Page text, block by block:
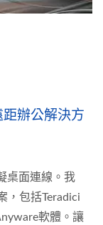
辦公解決方
桌面連線。我
，包括Teradici
軟體。讓